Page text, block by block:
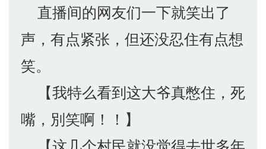
直播间的网友们一下就笑出了
声，有点紧张，但还没忍住有点想
笑。
【我特么看到这大爷真憋住，死
嘴，別笑啊！！】